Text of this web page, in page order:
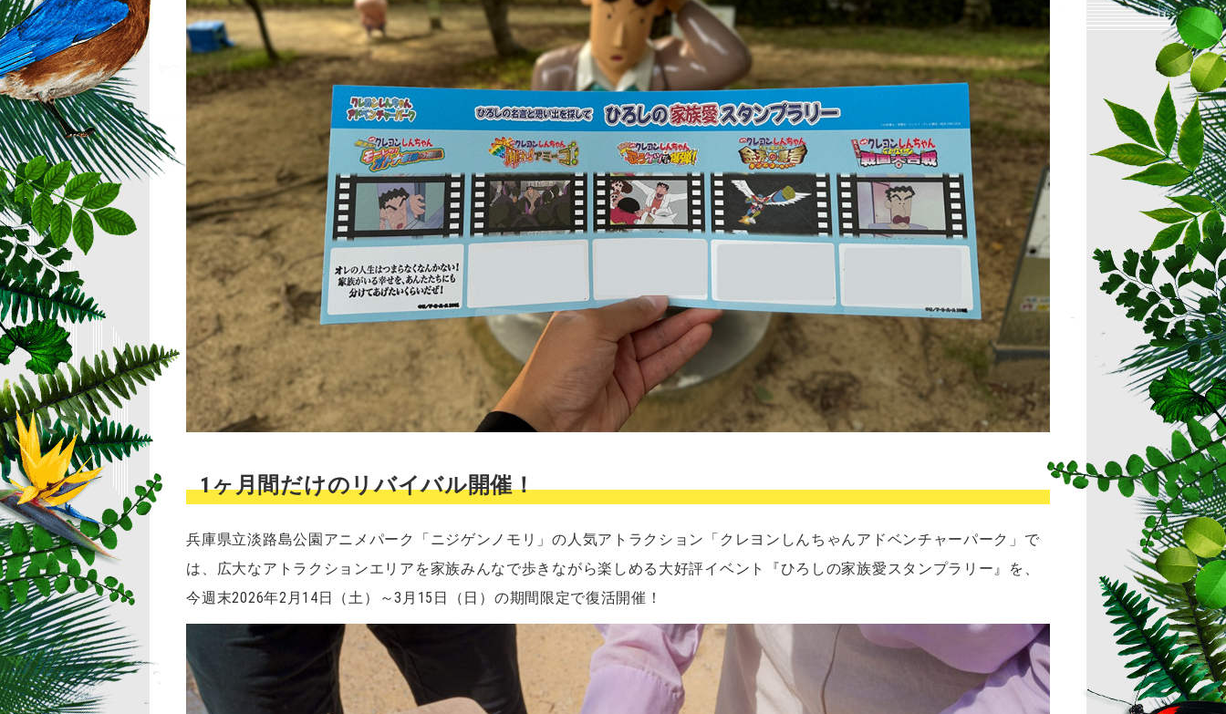
1ヶ月間だけのリバイバル開催！
兵庫県立淡路島公園アニメパーク「ニジゲンノモリ」の人気アトラクション「クレヨンしんちゃんアドベンチャーパーク」で
は、広大なアトラクションエリアを家族みんなで歩きながら楽しめる大好評イベント『ひろしの家族愛スタンプラリー』を、
今週末2026年2月14日（土）～3月15日（日）の期間限定で復活開催！